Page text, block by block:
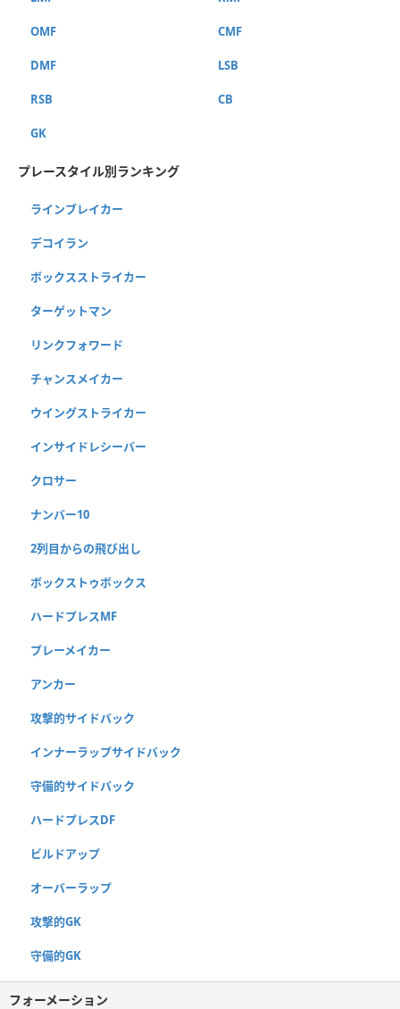
OMF CMF
DMF LSB
RSB CB
GK
プレースタイル別ランキング
ラインブレイカー
デコイラン
ボックスストライカー
ターゲットマン
リンクフォワード
チャンスメイカー
ウイングストライカー
インサイドレシーバー
クロサー
ナンバー10
2列目からの飛び出し
ボックストゥボックス
ハードプレスMF
プレーメイカー
アンカー
攻撃的サイドバック
インナーラップサイドバック
守備的サイドバック
ハードプレスDF
ビルドアップ
オーバーラップ
攻撃的GK
守備的GK
フォーメーション